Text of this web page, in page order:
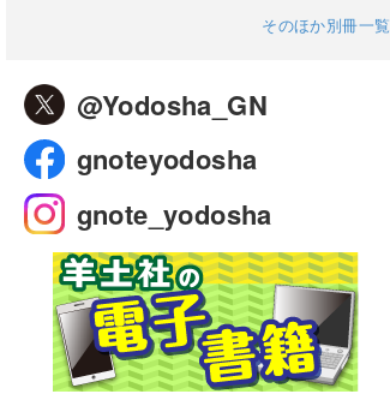
そのほか別冊一覧
@Yodosha_GN
gnoteyodosha
gnote_yodosha